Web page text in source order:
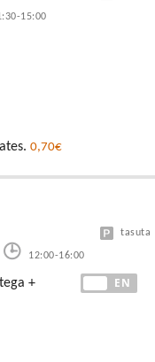
15:00
0,70€
12:00-16:00
tasuta
EN
+